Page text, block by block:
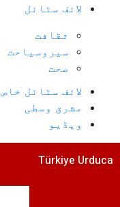
لائف سٹائل
ثقافت
سیروسیاحت
صحت
لائف سٹائل خاص
مشرق وسطی
ویڈیو
Türkiye Urduca